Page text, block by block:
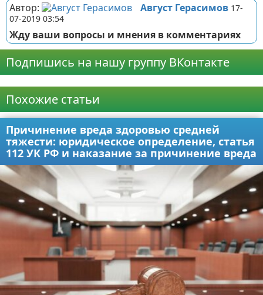
Автор: Август Герасимов 17-
07-2019 03:54
Жду ваши вопросы и мнения в комментариях
Подпишись на нашу группу ВКонтакте
Похожие статьи
Причинение вреда здоровью средней
тяжести: юридическое определение, статья
112 УК РФ и наказание за причинение вреда